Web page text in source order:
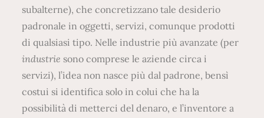
subalterne), che concretizzano tale desiderio
padronale in oggetti, servizi, comunque prodotti
di qualsiasi tipo. Nelle industrie più avanzate (per
industrie sono comprese le aziende circa i
servizi), l’idea non nasce più dal padrone, bensì
costui si identifica solo in colui che ha la
possibilità di metterci del denaro, e l’inventore a